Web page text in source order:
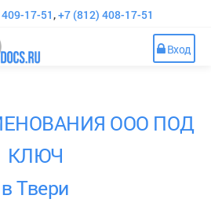
17-51,+7 (812) 408-17-51
Вход
ООО ПОД
КЛЮЧ
в Твери